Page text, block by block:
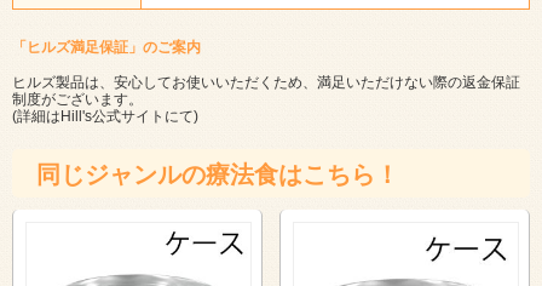
「ヒルズ満足保証」のご案内
ヒルズ製品は、安心してお使いいただくため、満足いただけない際の返金保証
制度がございます。
(詳細はHill's公式サイト にて)
同じジャンルの療法食はこちら！